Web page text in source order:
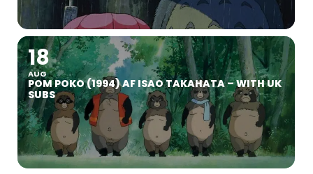
18
AUG
POM POKO (1994) AF ISAO TAKAHATA – WITH UK
SUBS